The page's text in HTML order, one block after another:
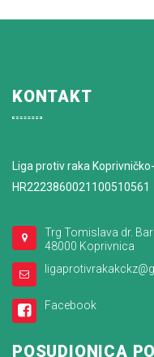
KONTAKT
Liga protiv raka
HR2223860021100510561
Trg Tomislava dr.
48000 Koprivnica
Facebook
POSUDIONICA